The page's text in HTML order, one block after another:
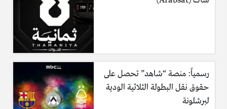
رسمياً: منصة “شاهد” تحصل على
حقوق نقل البطولة الثلاثية الودية
لبرشلونة